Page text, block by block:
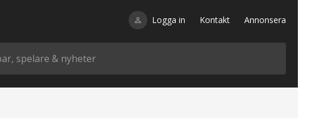
Logga in Kontakt Annonsera